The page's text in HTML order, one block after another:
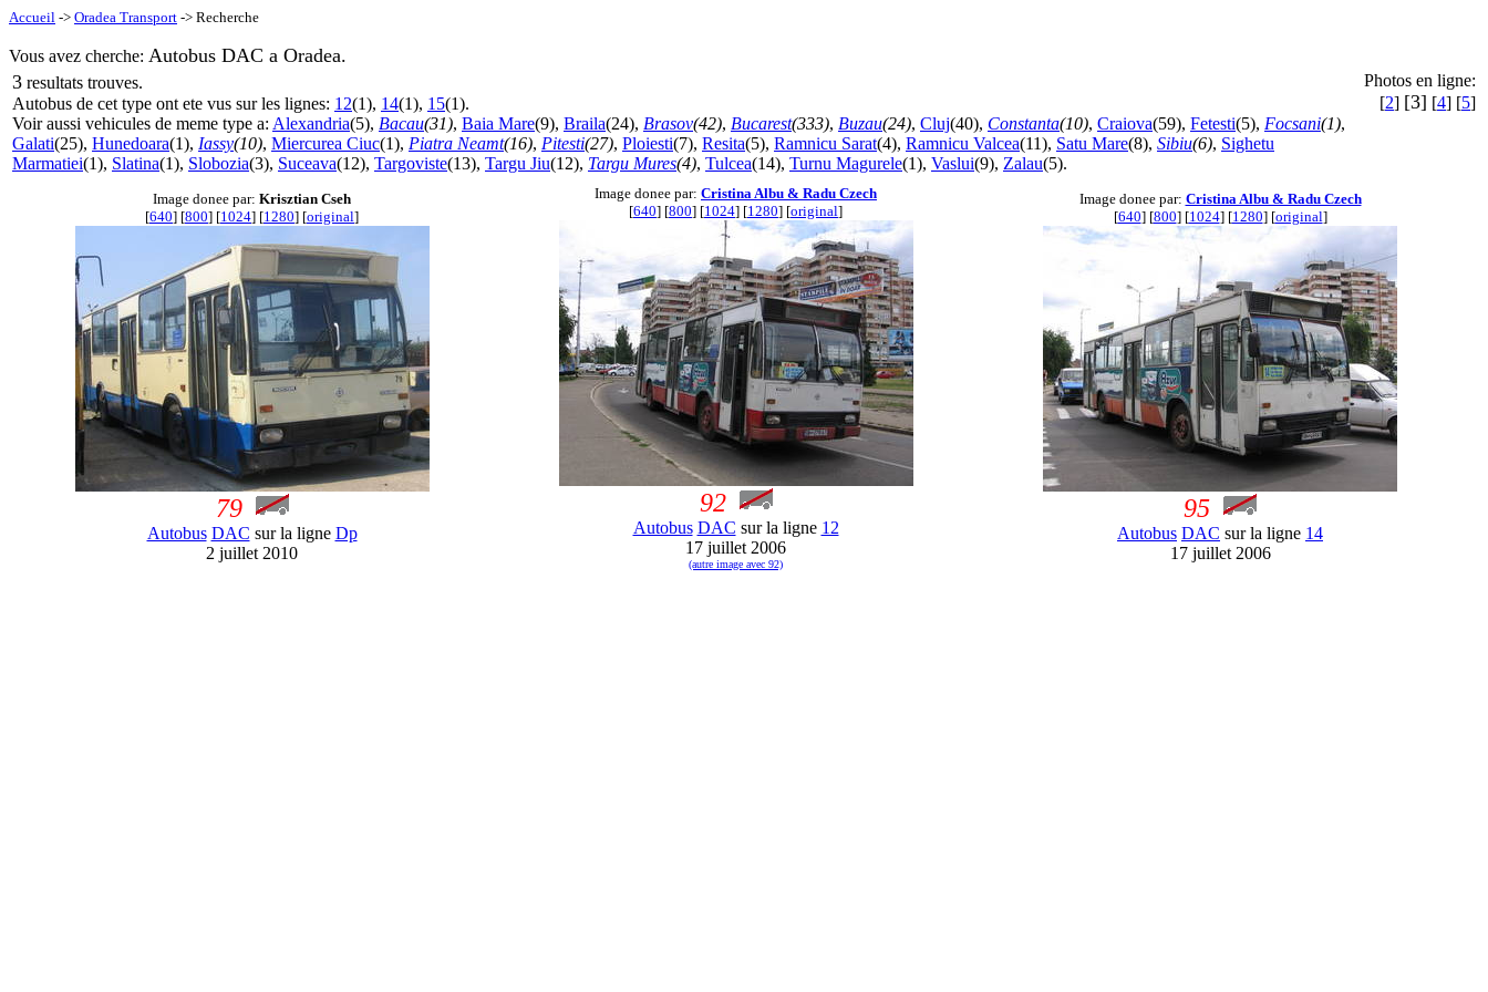
Accueil -> Oradea Transport -> Recherche
Vous avez cherche: Autobus DAC a Oradea.
3 resultats trouves.
Autobus de cet type ont ete vus sur les lignes: 12(1), 14(1), 15(1).
Voir aussi vehicules de meme type a: Alexandria(5), Bacau(31), Baia Mare(9), Braila(24), Brasov(42), Bucarest(333), Buzau(24), Cluj(40), Constanta(10), Craiova(59), Fetesti(5), Focsani(1),
Galati(25), Hunedoara(1), Iassy(10), Miercurea Ciuc(1), Piatra Neamt(16), Pitesti(27), Ploiesti(7), Resita(5), Ramnicu Sarat(4), Ramnicu Valcea(11), Satu Mare(8), Sibiu(6), Sighetu
Marmatiei(1), Slatina(1), Slobozia(3), Suceava(12), Targoviste(13), Targu Jiu(12), Targu Mures(4), Tulcea(14), Turnu Magurele(1), Vaslui(9), Zalau(5).
Photos en ligne:
[2] [3] [4] [5]
Image donee par: Krisztian Cseh
[640] [800] [1024] [1280] [original]
79
Autobus DAC sur la ligne Dp
2 juillet 2010
Image donee par: Cristina Albu & Radu Czech
[640] [800] [1024] [1280] [original]
92
Autobus DAC sur la ligne 12
17 juillet 2006
(autre image avec 92)
Image donee par: Cristina Albu & Radu Czech
[640] [800] [1024] [1280] [original]
95
Autobus DAC sur la ligne 14
17 juillet 2006